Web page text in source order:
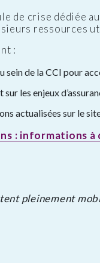
de crise dédiée
ressources
:
sein de la CCI pour
les enjeux
actualisées sur le
: informations à
pleinement